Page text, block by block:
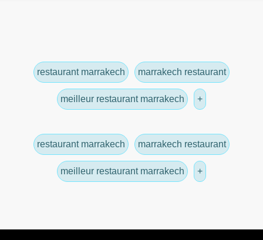
restaurant marrakech marrakech restaurant
meilleur restaurant marrakech +
restaurant marrakech marrakech restaurant
meilleur restaurant marrakech +